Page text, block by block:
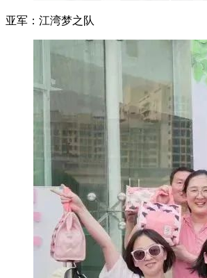
亚军：江湾梦之队